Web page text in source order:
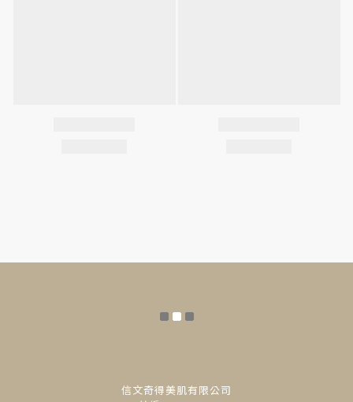
信文奇得美肌有限公司